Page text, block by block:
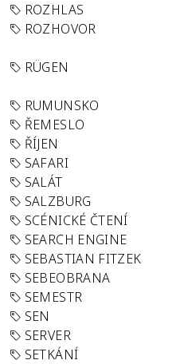
ROZHLAS
ROZHOVOR
RÜGEN
RUMUNSKO
ŘEMESLO
ŘÍJEN
SAFARI
SALÁT
SALZBURG
SCÉNICKÉ ČTENÍ
SEARCH ENGINE
SEBASTIAN FITZEK
SEBEOBRANA
SEMESTR
SEN
SERVER
SETKÁNÍ